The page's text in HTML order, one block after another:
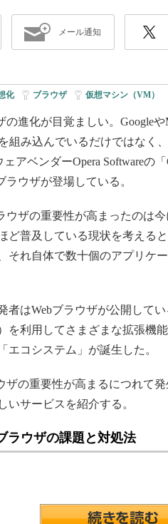
メール通知
化| ブラウザ| 仮想マシン（VM）
進化が目覚ましい。Googleや
組み込んでいるだけではなく
ェアベンダーOpera Softwareの
ラウザが登場している。
ザの重要性が高まったのは
ど普及している現状を考える
それ自体で数十個のアプリケ
はWebブラウザが公開して
を利用してさまざまな拡張機
エコシステム」が誕生した。
の重要性が高まるにつれて
いサービスを紹介する。
ラウザの課題と対処法